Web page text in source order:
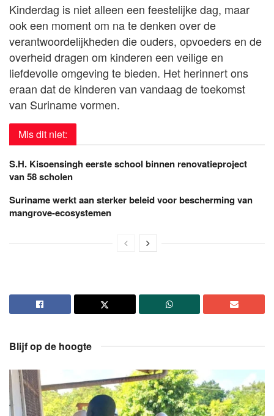
Kinderdag is niet alleen een feestelijke dag, maar
ook een moment om na te denken over de
verantwoordelijkheden die ouders, opvoeders en de
overheid dragen om kinderen een veilige en
liefdevolle omgeving te bieden. Het herinnert ons
eraan dat de kinderen van vandaag de toekomst
van Suriname vormen.
Mis dit niet:
S.H. Kisoensingh eerste school binnen renovatieproject
van 58 scholen
Suriname werkt aan sterker beleid voor bescherming van
mangrove-ecosystemen
Blijf op de hoogte